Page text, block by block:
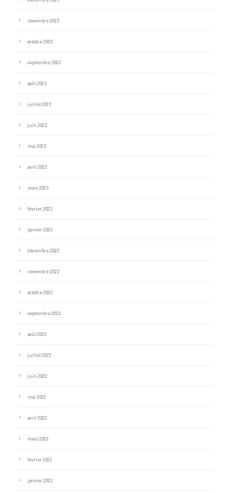
novembre 2023
octobre 2023
septembre 2023
août 2023
juillet 2023
juin 2023
mai 2023
avril 2023
mars 2023
février 2023
janvier 2023
décembre 2022
novembre 2022
octobre 2022
septembre 2022
août 2022
juillet 2022
juin 2022
mai 2022
avril 2022
mars 2022
février 2022
janvier 2022